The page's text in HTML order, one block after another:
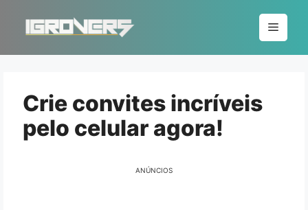
conteúdo
Menu
Crie convites incríveis
pelo celular agora!
ANÚNCIOS